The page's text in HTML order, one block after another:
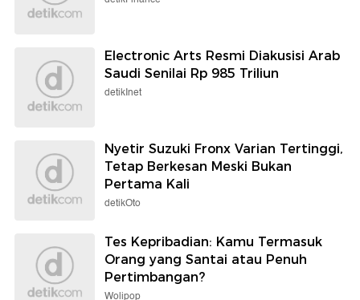
Electronic Arts Resmi Diakusisi Arab
Saudi Senilai Rp 985 Triliun
detikInet
Nyetir Suzuki Fronx Varian Tertinggi,
Tetap Berkesan Meski Bukan
Pertama Kali
detikOto
Tes Kepribadian: Kamu Termasuk
Orang yang Santai atau Penuh
Pertimbangan?
Wolipop